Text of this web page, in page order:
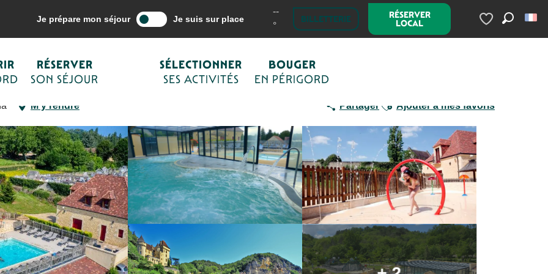
Je prépare mon séjour Je suis sur place
--
°
BILLETTERIE RÉSERVER
LOCAL
Voir les favoris
RÉSERVER
SON SÉJOUR
SÉLECTIONNER
SES ACTIVITÉS
BOUGER
EN PÉRIGORD
Hébergements Campings de Sarlat et du Périgord Noir Camping Les Acacias
M'y rendre Partager Ajouter à mes favoris